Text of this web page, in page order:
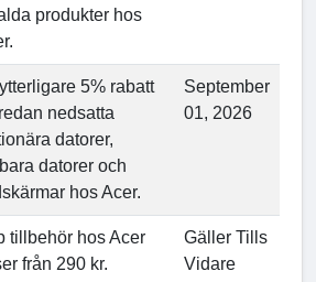
produkter hos
5% rabatt
nedsatta
datorer,
datorer och
hos Acer.
September
01, 2026
tillbehör hos Acer
från 290 kr.
Gäller Tills
Vidare